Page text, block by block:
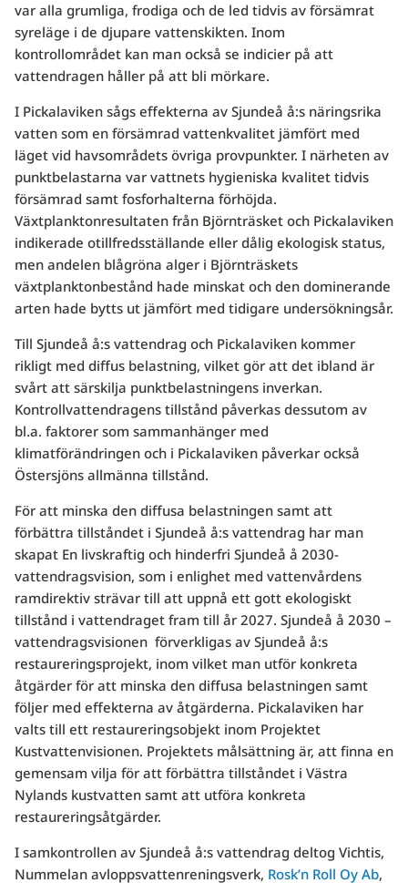
var alla grumliga, frodiga och de led tidvis av försämrat
syreläge i de djupare vattenskikten. Inom
kontrollområdet kan man också se indicier på att
vattendragen håller på att bli mörkare.
I Pickalaviken sågs effekterna av Sjundeå å:s näringsrika
vatten som en försämrad vattenkvalitet jämfört med
läget vid havsområdets övriga provpunkter. I närheten av
punktbelastarna var vattnets hygieniska kvalitet tidvis
försämrad samt fosforhalterna förhöjda.
Växtplanktonresultaten från Björnträsket och Pickalaviken
indikerade otillfredsställande eller dålig ekologisk status,
men andelen blågröna alger i Björnträskets
växtplanktonbestånd hade minskat och den dominerande
arten hade bytts ut jämfört med tidigare undersökningsår.
Till Sjundeå å:s vattendrag och Pickalaviken kommer
rikligt med diffus belastning, vilket gör att det ibland är
svårt att särskilja punktbelastningens inverkan.
Kontrollvattendragens tillstånd påverkas dessutom av
bl.a. faktorer som sammanhänger med
klimatförändringen och i Pickalaviken påverkar också
Östersjöns allmänna tillstånd.
För att minska den diffusa belastningen samt att
förbättra tillståndet i Sjundeå å:s vattendrag har man
skapat En livskraftig och hinderfri Sjundeå å 2030-
vattendragsvision, som i enlighet med vattenvårdens
ramdirektiv strävar till att uppnå ett gott ekologiskt
tillstånd i vattendraget fram till år 2027. Sjundeå å 2030 –
vattendragsvisionen förverkligas av Sjundeå å:s
restaureringsprojekt, inom vilket man utför konkreta
åtgärder för att minska den diffusa belastningen samt
följer med effekterna av åtgärderna. Pickalaviken har
valts till ett restaureringsobjekt inom Projektet
Kustvattenvisionen. Projektets målsättning är, att finna en
gemensam vilja för att förbättra tillståndet i Västra
Nylands kustvatten samt att utföra konkreta
restaureringsåtgärder.
I samkontrollen av Sjundeå å:s vattendrag deltog Vichtis,
Nummelan avloppsvattenreningsverk, Rosk’n Roll Oy Ab,